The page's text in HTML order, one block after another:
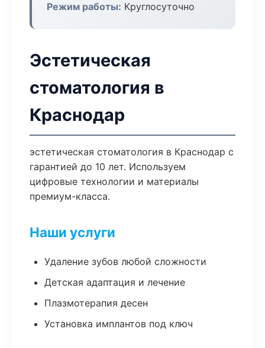
Режим работы: Круглосуточно
Эстетическая
стоматология в
Краснодар
эстетическая стоматология в Краснодар с
гарантией до 10 лет. Используем
цифровые технологии и материалы
премиум-класса.
Наши услуги
Удаление зубов любой сложности
Детская адаптация и лечение
Плазмотерапия десен
Установка имплантов под ключ